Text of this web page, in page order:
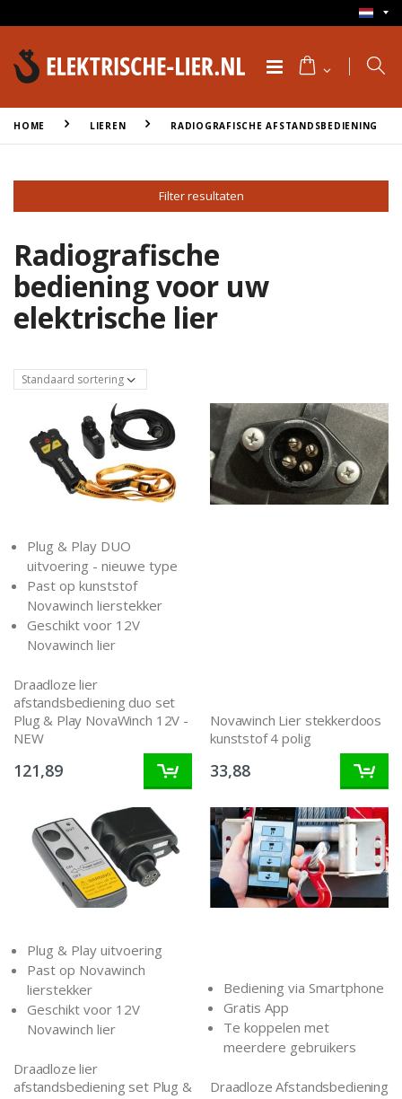
HOME LIEREN RADIOGRAFISCHE AFSTANDSBEDIENING
Filter resultaten
Radiografische
bediening voor uw
elektrische lier
Plug & Play DUO
uitvoering - nieuwe type
Past op kunststof
Novawinch lierstekker
Geschikt voor 12V
Novawinch lier
Draadloze lier
afstandsbediening duo set
Plug & Play NovaWinch 12V -
NEW
121,89
Novawinch Lier stekkerdoos
kunststof 4 polig
33,88
Plug & Play uitvoering
Past op Novawinch
lierstekker
Geschikt voor 12V
Novawinch lier
Draadloze lier
afstandsbediening set Plug &
Bediening via Smartphone
Gratis App
Te koppelen met
meerdere gebruikers
Draadloze Afstandsbediening